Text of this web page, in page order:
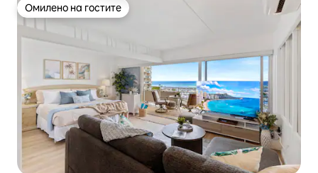
Омилено на гостите
Омилено на гостите